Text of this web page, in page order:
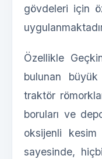
gövdeleri için
Özellikle
bulunan büyük
traktör
boruları ve
oksijenli
sayesinde,